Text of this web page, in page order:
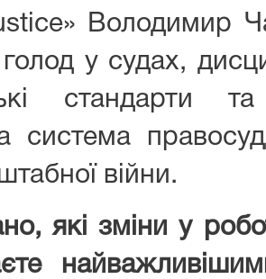
Володимир
у судах,
стандарти
система
війни.
які зміни у